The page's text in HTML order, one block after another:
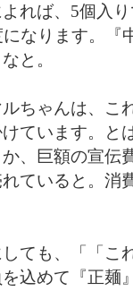
れば、5個入
なります。『
と。
ちゃんは、こ
ています。と
、巨額の宣伝
ていると。消
ても、「「こ
込めて『正麺